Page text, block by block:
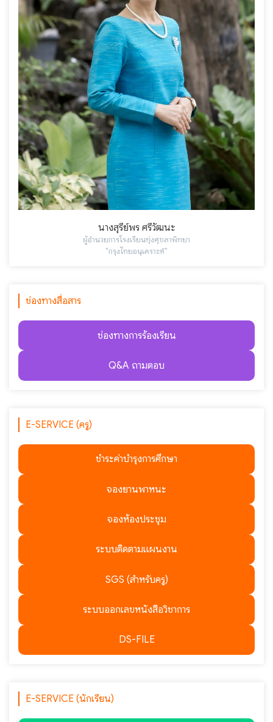
นางสุรีย์พร ศรีวัฒนะ
ผู้อำนวยการโรงเรียนทุ่งศุขลาพิทยา
"กรุงไทยอนุเคราะห์"
ช่องทางสื่อสาร
ช่องทางการร้องเรียน
Q&A ถามตอบ
E-SERVICE (ครู)
ชำระค่าบำรุงการศึกษา
จองยานพาหนะ
จองห้องประชุม
ระบบติดตามแผนงาน
SGS (สำหรับครู)
ระบบออกเลขหนังสือวิชาการ
DS-FILE
E-SERVICE (นักเรียน)